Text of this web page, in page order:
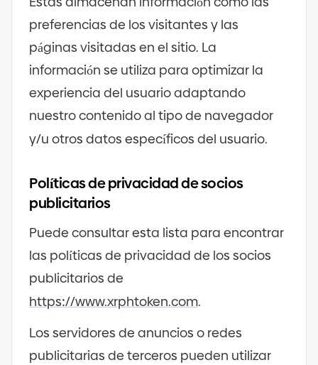
preferencias de los visitantes y las
páginas visitadas en el sitio. La
información se utiliza para optimizar la
experiencia del usuario adaptando
nuestro contenido al tipo de navegador
y/u otros datos específicos del usuario.
Políticas de privacidad de socios
publicitarios
Puede consultar esta lista para encontrar
las políticas de privacidad de los socios
publicitarios de
https://www.xrphtoken.com.
Los servidores de anuncios o redes
publicitarias de terceros pueden utilizar